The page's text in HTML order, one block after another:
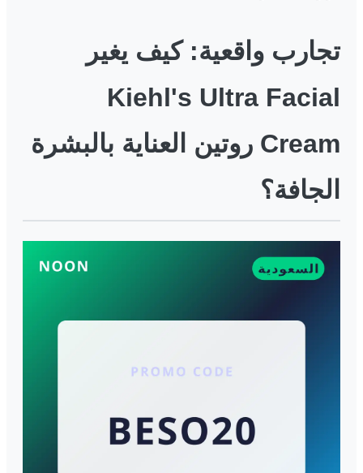
تجارب واقعية: كيف يغير
Kiehl's Ultra Facial
Cream روتين العناية بالبشرة
الجافة؟